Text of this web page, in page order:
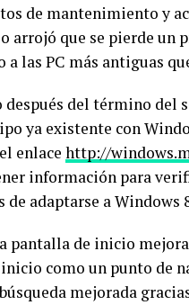
de mantenimiento y
arrojó que se pierde un
las PC más antiguas
del término del
ya existente con
enlace http://
información para
adaptarse a Windows
pantalla de inicio
como un punto de
mejorada